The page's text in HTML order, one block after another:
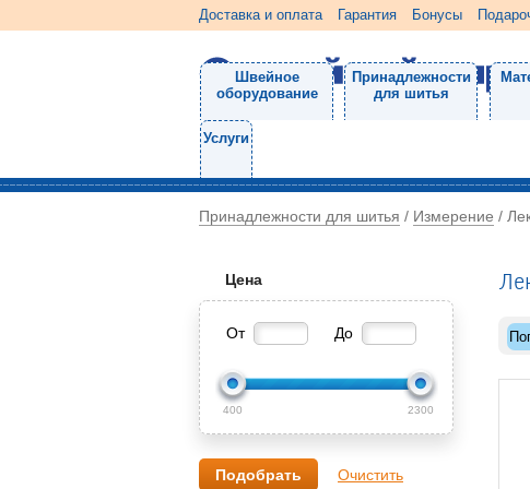
Доставка и оплата Гарантия Бонусы
Швейное
оборудование
Принадлежности
для шитья
Услуги
Принадлежности для шитья / Измерение /
Цена
От До
400 2300
Очистить